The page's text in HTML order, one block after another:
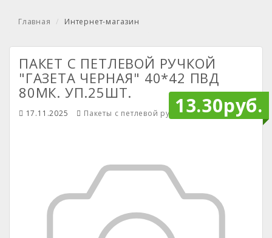
Главная Интернет-магазин
13.30руб.
ПАКЕТ С ПЕТЛЕВОЙ РУЧКОЙ
"ГАЗЕТА ЧЕРНАЯ" 40*42 ПВД
80МК. УП.25ШТ.
17.11.2025 Пакеты с петлевой ручкой Mendiley